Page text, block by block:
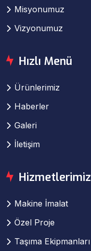
Misyonumuz
Vizyonumuz
Hızlı Menü
Ürünlerimiz
Haberler
Galeri
İletişim
Hizmetlerimiz
Makine İmalat
Özel Proje
Taşıma Ekipmanları